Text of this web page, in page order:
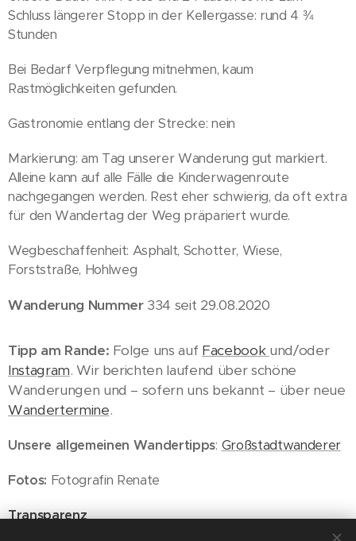
Schluss längerer Stopp in der Kellergasse: rund 4 ¾
Stunden
Bei Bedarf Verpflegung mitnehmen, kaum
Rastmöglichkeiten gefunden.
Gastronomie entlang der Strecke: nein
Markierung: am Tag unserer Wanderung gut markiert.
Alleine kann auf alle Fälle die Kinderwagenroute
nachgegangen werden. Rest eher schwierig, da oft extra
für den Wandertag der Weg präpariert wurde.
Wegbeschaffenheit: Asphalt, Schotter, Wiese,
Forststraße, Hohlweg
Wanderung Nummer334 seit 29.08.2020
Tipp am Rande: Folge uns auf Facebook und/oder
Instagram. Wir berichten laufend über schöne
Wanderungen und – sofern uns bekannt – über neue
Wandertermine.
Unsere allgemeinen Wandertipps: Großstadtwanderer
Fotos: Fotografin Renate
Transparenz